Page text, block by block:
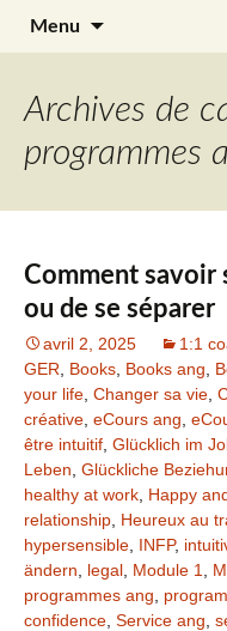
Julia Noyel
Menu
Archives de
programmes
Comment savoir
ou de se séparer
avril 2, 2025 1:1
GER
Books Books ang
your life Changer sa vie
créative eCours ang
être intuitif Glücklich im
Leben Glückliche
healthy at work Happy
relationship Heureux au
hypersensible INFP,
ändern
legal Module 1
programmes ang
confidence Service ang